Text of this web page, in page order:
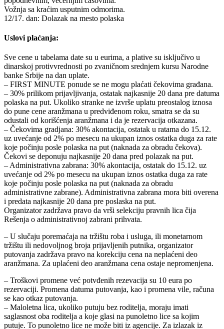
Vožnja sa kraćim usputnim odmorima.
12/17. dan: Dolazak na mesto polaska
Uslovi plaćanja:
Sve cene u tabelama date su u eurima, a plative su isključivo u
dinarskoj protivvrednosti po zvaničnom srednjem kursu Narodne
banke Srbije na dan uplate.
– FIRST MINUTE ponude se ne mogu plaćati čekovima građana.
– 30% prilikom prijavljivanja, ostatak najkasnije 20 dana pre datuma
polaska na put. Ukoliko stranke ne izvrše uplatu preostalog iznosa
do pune cene aranžmana u predviđenom roku, smatra se da su
odustali od korišćenja aranžmana i da je rezervacija otkazana.
– Čekovima gradjana: 30% akontacija, ostatak u ratama do 15.12.
uz uvećanje od 2% po mesecu na ukupan iznos ostatka duga za rate
koje počinju posle polaska na put (naknada za obradu čekova).
Čekovi se deponuju najkasnije 20 dana pred polazak na put.
– Administrativna zabrana: 30% akontacija, ostatak do 15.12. uz
uvećanje od 2% po mesecu na ukupan iznos ostatka duga za rate
koje počinju posle polaska na put (naknada za obradu
administrativne zabrane). Administrativna zabrana mora biti overena
i predata najkasnije 20 dana pre poslaska na put.
Organizator zadržava pravo da vrši selekciju pravnih lica čija
Rešenja o administrativnoj zabrani prihvata.
– U slučaju poremaćaja na tržištu roba i usluga, ili monetarnom
tržištu ili nedovoljnog broja prijavljenih putnika, organizator
putovanja zadržava pravo na korekciju cena na neplaćeni deo
aranžmana. Za uplaćeni deo aranžmana cena ostaje nepromenjena.
– Troškovi promene već potvđenih rezevacija su 10 eura po
rezervaciji. Promena datuma putovanja, kao i promena vile, računa
se kao otkaz putovanja.
– Maloletna lica, ukoliko putuju bez roditelja, moraju imati
saglasnost oba roditelja a koje glasi na punoletno lice sa kojim
putuje. To punoletno lice ne može biti iz agencije. Za izlazak iz